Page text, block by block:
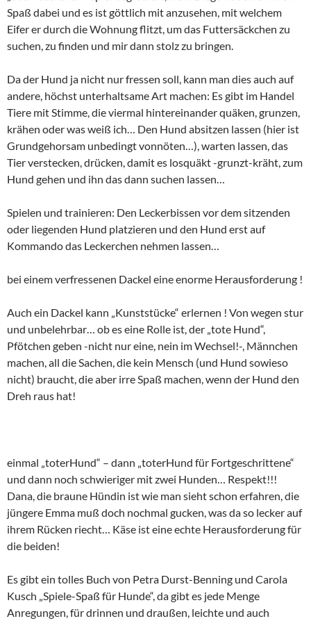
Spaß dabei und es ist göttlich mit anzusehen, mit welchem
Eifer er durch die Wohnung flitzt, um das Futtersäckchen zu
suchen, zu finden und mir dann stolz zu bringen.
Da der Hund ja nicht nur fressen soll, kann man dies auch auf
andere, höchst unterhaltsame Art machen: Es gibt im Handel
Tiere mit Stimme, die viermal hintereinander quäken, grunzen,
krähen oder was weiß ich… Den Hund absitzen lassen (hier ist
Grundgehorsam unbedingt vonnöten…), warten lassen, das
Tier verstecken, drücken, damit es losquäkt -grunzt-kräht, zum
Hund gehen und ihn das dann suchen lassen…
Spielen und trainieren: Den Leckerbissen vor dem sitzenden
oder liegenden Hund platzieren und den Hund erst auf
Kommando das Leckerchen nehmen lassen…
bei einem verfressenen Dackel eine enorme Herausforderung !
Auch ein Dackel kann „Kunststücke“ erlernen ! Von wegen stur
und unbelehrbar… ob es eine Rolle ist, der „tote Hund“,
Pfötchen geben -nicht nur eine, nein im Wechsel!-, Männchen
machen, all die Sachen, die kein Mensch (und Hund sowieso
nicht) braucht, die aber irre Spaß machen, wenn der Hund den
Dreh raus hat!
einmal „toterHund“ – dann „toterHund für Fortgeschrittene“
und dann noch schwieriger mit zwei Hunden… Respekt!!!
Dana, die braune Hündin ist wie man sieht schon erfahren, die
jüngere Emma muß doch nochmal gucken, was da so lecker auf
ihrem Rücken riecht… Käse ist eine echte Herausforderung für
die beiden!
Es gibt ein tolles Buch von Petra Durst-Benning und Carola
Kusch „Spiele-Spaß für Hunde“, da gibt es jede Menge
Anregungen, für drinnen und draußen, leichte und auch